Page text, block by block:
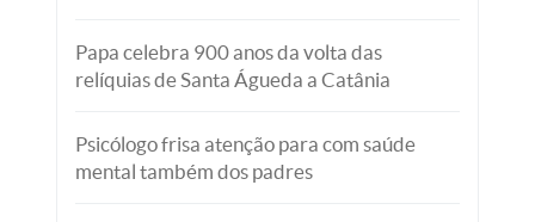
Papa celebra 900 anos da volta das
relíquias de Santa Águeda a Catânia
Psicólogo frisa atenção para com saúde
mental também dos padres